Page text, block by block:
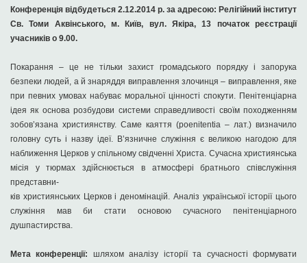
Конференція відбудеться 2.12.2014 р. за адресою: Релігійний інститут
Св. Томи Аквінського, м. Київ, вул. Якіра, 13 початок реєстрації
учасників о 9.00.
Покарання – це не тільки захист громадського порядку і запорука
безпеки людей, а й знаряддя виправлення злочинця – виправлення, яке
при певних умовах набуває моральної цінності спокути. Пенітенціарна
ідея як основа розбудови системи справедливості своїм походженням
зобов’язана християнству. Саме каяття (poenitentia – лат.) визначило
головну суть і назву ідеї. В’язничне служіння є великою нагодою для
наближення Церков у спільному свідченні Христа. Сучасна християнська
місія у тюрмах здійснюється в атмосфері братнього співслужіння
представни-
ків християнських Церков і деномінацій. Аналіз української історії цього
служіння мав би стати основою сучасного пенітенціарного
душпастирства.
Мета конференції:
шляхом аналізу історії та сучасності формувати